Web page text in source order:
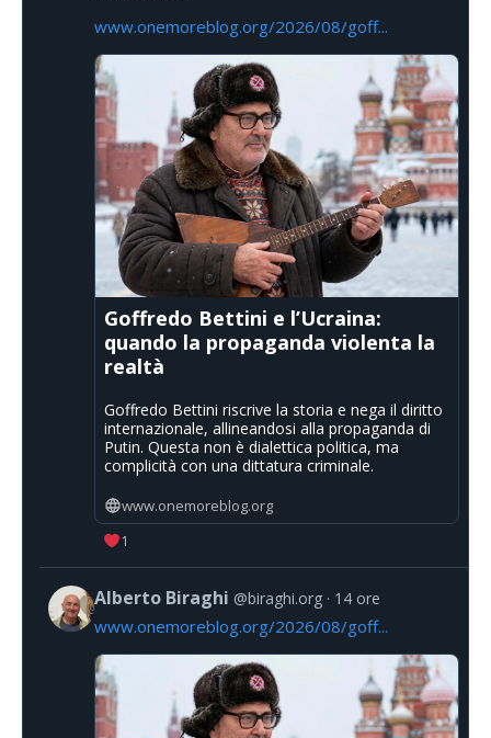
www.onemoreblog.org/2026/08/goff...
Goffredo Bettini e l’Ucraina:
quando la propaganda violenta la
realtà
Goffredo Bettini riscrive la storia e nega il diritto
internazionale, allineandosi alla propaganda di
Putin. Questa non è dialettica politica, ma
complicità con una dittatura criminale.
www.onemoreblog.org
1
Alberto Biraghi @biraghi.org 14 ore
www.onemoreblog.org/2026/08/goff...